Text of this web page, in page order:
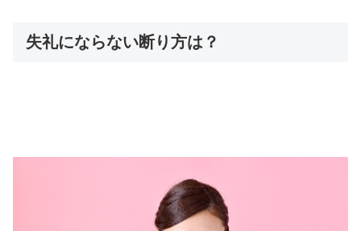
失礼にならない断り方は？